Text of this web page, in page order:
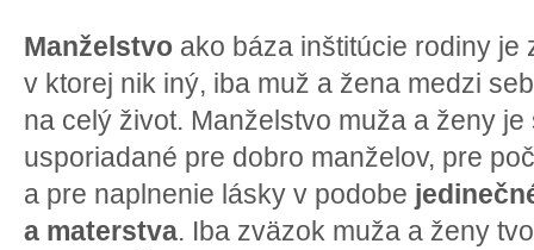
Manželstvo ako báza inštitúcie rodiny je
v ktorej nik iný, iba muž a žena medzi
na celý život. Manželstvo muža a ženy
usporiadané pre dobro manželov, pre
a pre naplnenie lásky v podobe
a materstva. Iba zväzok muža a ženy